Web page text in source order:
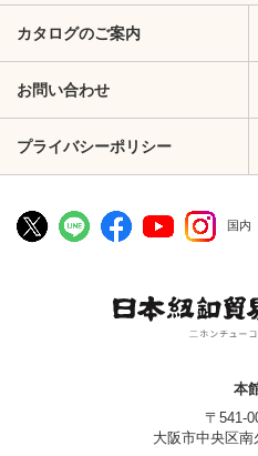
カタログのご案内
お問い合わせ
プライバシーポリシー
国内
本
〒541-
大阪市中央区南